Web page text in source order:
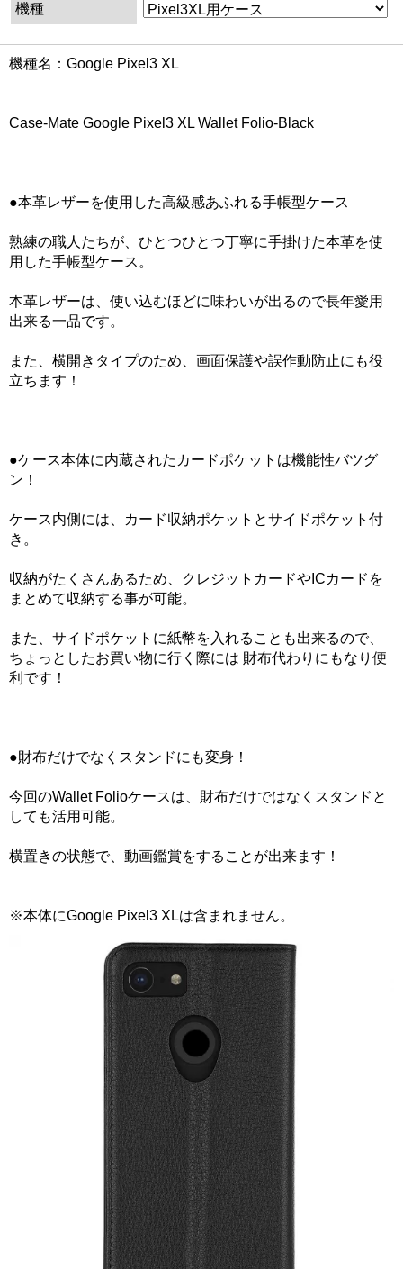
機種
機種名：Google Pixel3 XL
Case-Mate Google Pixel3 XL Wallet Folio-Black
●本革レザーを使用した高級感あふれる手帳型ケース
熟練の職人たちが、ひとつひとつ丁寧に手掛けた本革を使
用した手帳型ケース。
本革レザーは、使い込むほどに味わいが出るので長年愛用
出来る一品です。
また、横開きタイプのため、画面保護や誤作動防止にも役
立ちます！
●ケース本体に内蔵されたカードポケットは機能性バツグ
ン！
ケース内側には、カード収納ポケットとサイドポケット付
き。
収納がたくさんあるため、クレジットカードやICカードを
まとめて収納する事が可能。
また、サイドポケットに紙幣を入れることも出来るので、
ちょっとしたお買い物に行く際には 財布代わりにもなり便
利です！
●財布だけでなくスタンドにも変身！
今回のWallet Folioケースは、財布だけではなくスタンドと
しても活用可能。
横置きの状態で、動画鑑賞をすることが出来ます！
※本体にGoogle Pixel3 XLは含まれません。